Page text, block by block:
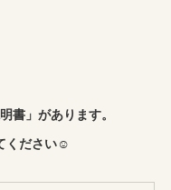
書」があります。
ください☺︎